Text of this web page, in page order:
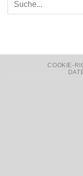
COOKIE-